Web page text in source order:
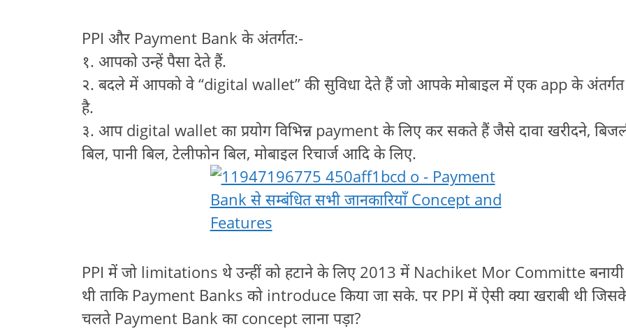
PPI और Payment Bank के अंतर्गत:-
१. आपको उन्हें पैसा देते हैं.
२. बदले में आपको वे “digital wallet” की सुविधा देते हैं जो आपके मोबाइल में एक app के अंतर्गत
है.
३. आप digital wallet का प्रयोग विभिन्न payment के लिए कर सकते हैं जैसे दावा खरीदने,
बिल, पानी बिल, टेलीफोन बिल, मोबाइल रिचार्ज आदि के लिए.
PPI में जो limitations थे उन्हीं को हटाने के लिए 2013 में Nachiket Mor Committe बनायी
थी ताकि Payment Banks को introduce किया जा सके. पर PPI में ऐसी क्या खराबी थी
चलते Payment Bank का concept लाना पड़ा?